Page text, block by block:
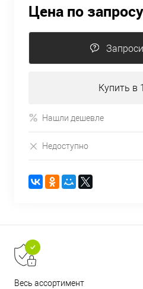
Цена по запросу
Купить в
Нашли дешевле
Недоступно
Весь ассортимент